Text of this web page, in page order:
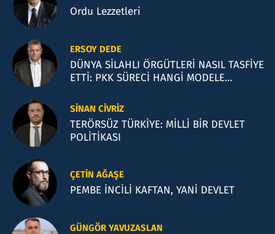
Ordu Lezzetleri
ERSOY DEDE
DÜNYA SİLAHLI ÖRGÜTLERİ NASIL TASFİYE
ETTİ: PKK SÜRECİ HANGİ MODELE
SINAN CIVRIZ
TERÖRSÜZ TÜRKİYE: MİLLİ BİR DEVLET
POLİTİKASI
ÇETIN AĞAŞE
PEMBE İNCİLİ KAFTAN, YANİ DEVLET
GÜNGÖR YAVUZASLAN